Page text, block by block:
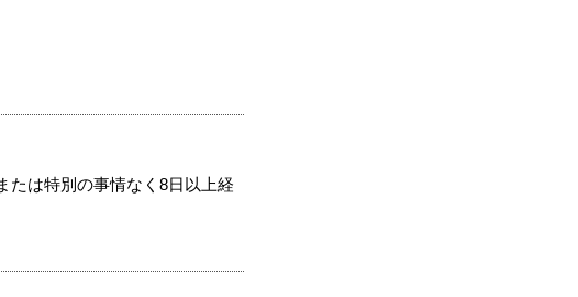
たは特別の事情なく8日以上経